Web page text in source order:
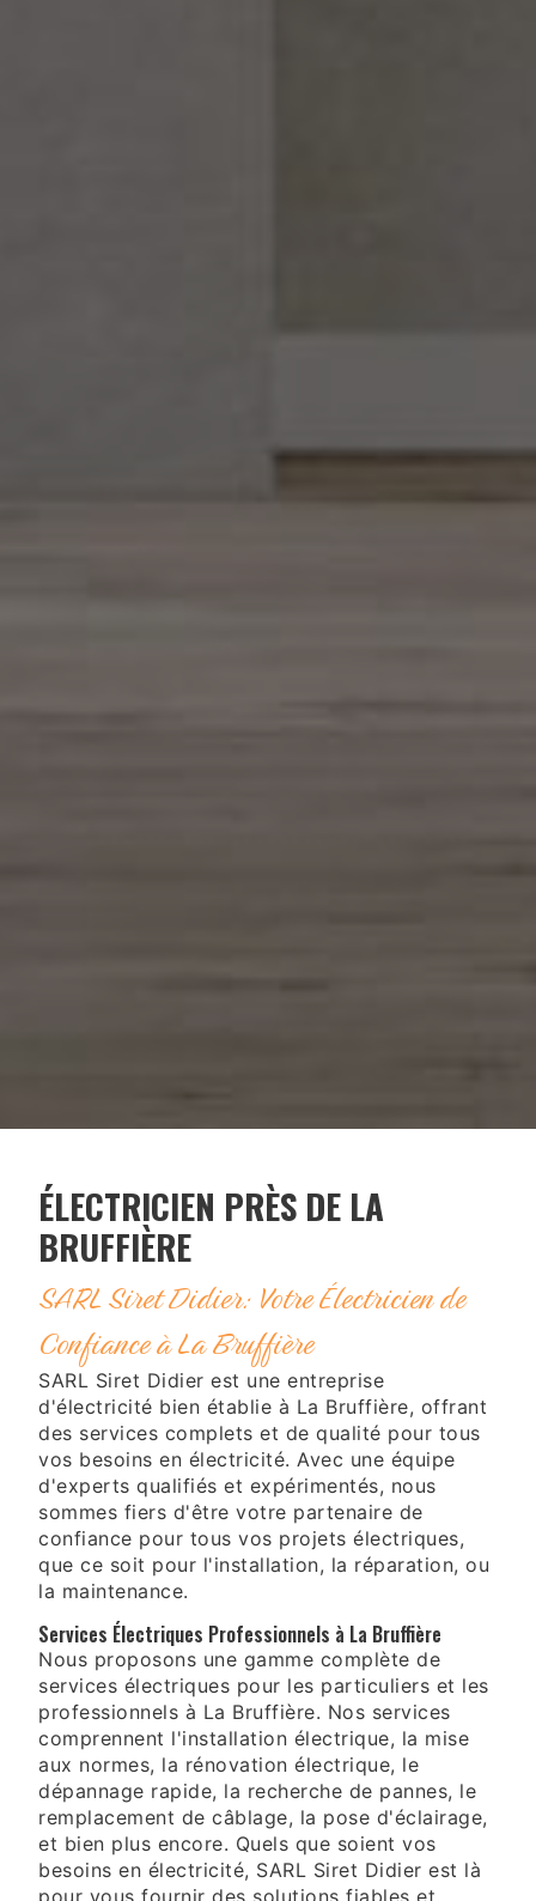
ÉLECTRICIEN PRÈS DE LA
BRUFFIÈRE
SARL Siret Didier: Votre Électricien de
Confiance à La Bruffière
SARL Siret Didier est une entreprise
d'électricité bien établie à La Bruffière, offrant
des services complets et de qualité pour tous
vos besoins en électricité. Avec une équipe
d'experts qualifiés et expérimentés, nous
sommes fiers d'être votre partenaire de
confiance pour tous vos projets électriques,
que ce soit pour l'installation, la réparation, ou
la maintenance.
Services Électriques Professionnels à La Bruffière
Nous proposons une gamme complète de
services électriques pour les particuliers et les
professionnels à La Bruffière. Nos services
comprennent l'installation électrique, la mise
aux normes, la rénovation électrique, le
dépannage rapide, la recherche de pannes, le
remplacement de câblage, la pose d'éclairage,
et bien plus encore. Quels que soient vos
besoins en électricité, SARL Siret Didier est là
pour vous fournir des solutions fiables et